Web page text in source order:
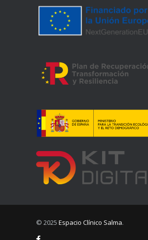
© 2025 Espacio Clínico Salma.